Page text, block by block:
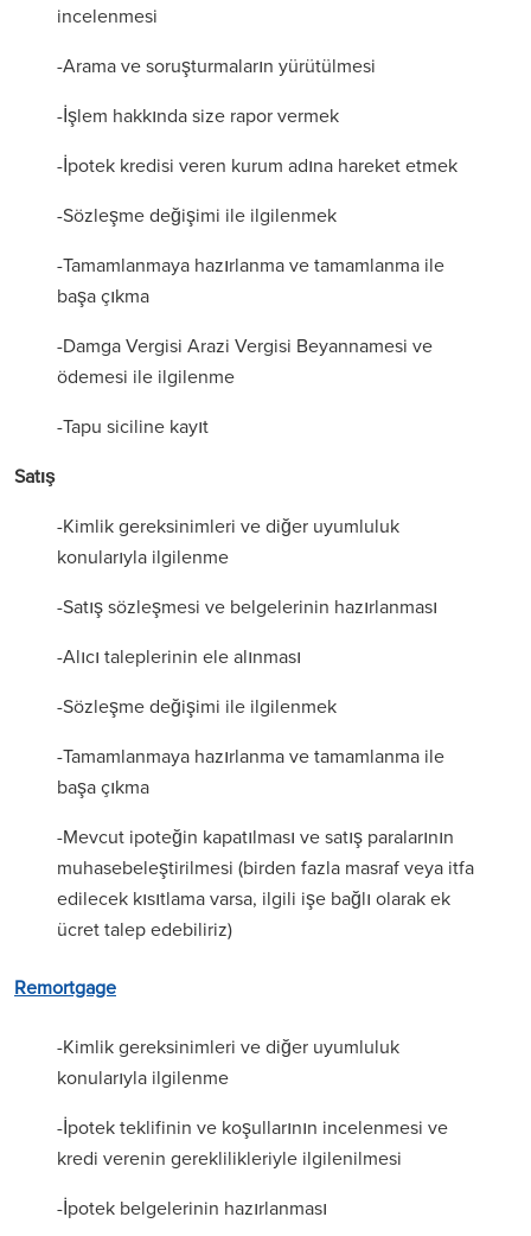
incelenmesi
-Arama ve soruşturmaların yürütülmesi
-İşlem hakkında size rapor vermek
-İpotek kredisi veren kurum adına hareket etmek
-Sözleşme değişimi ile ilgilenmek
-Tamamlanmaya hazırlanma ve tamamlanma ile
başa çıkma
-Damga Vergisi Arazi Vergisi Beyannamesi ve
ödemesi ile ilgilenme
-Tapu siciline kayıt
Satış
-Kimlik gereksinimleri ve diğer uyumluluk
konularıyla ilgilenme
-Satış sözleşmesi ve belgelerinin hazırlanması
-Alıcı taleplerinin ele alınması
-Sözleşme değişimi ile ilgilenmek
-Tamamlanmaya hazırlanma ve tamamlanma ile
başa çıkma
-Mevcut ipoteğin kapatılması ve satış paralarının
muhasebeleştirilmesi (birden fazla masraf veya itfa
edilecek kısıtlama varsa, ilgili işe bağlı olarak ek
ücret talep edebiliriz)
Remortgage
-Kimlik gereksinimleri ve diğer uyumluluk
konularıyla ilgilenme
-İpotek teklifinin ve koşullarının incelenmesi ve
kredi verenin gereklilikleriyle ilgilenilmesi
-İpotek belgelerinin hazırlanması